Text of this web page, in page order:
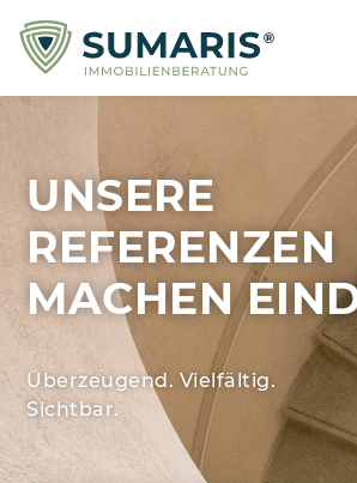
UNSERE
REFERENZEN
MACHEN
Überzeugend. Vielfältig.
Sichtbar.